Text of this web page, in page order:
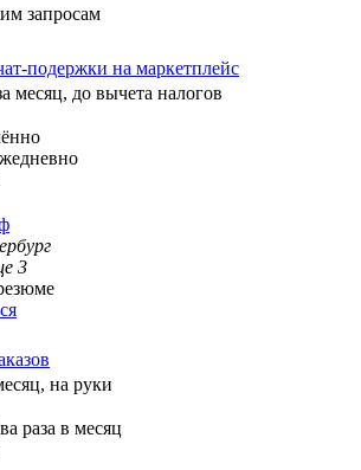
запросам
подержки на маркетплейс
месяц, до вычета налогов
3
на руки
раза в месяц